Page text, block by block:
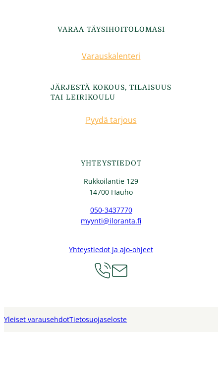
VARAA TÄYSIHOITOLOMASI
Varauskalenteri
JÄRJESTÄ KOKOUS, TILAISUUS
TAI LEIRIKOULU
Pyydä tarjous
YHTEYSTIEDOT
Rukkoilantie 129
14700 Hauho
050-3437770
myynti@iloranta.fi
Yhteystiedot ja ajo-ohjeet
Yleiset varausehdotTietosuojaseloste